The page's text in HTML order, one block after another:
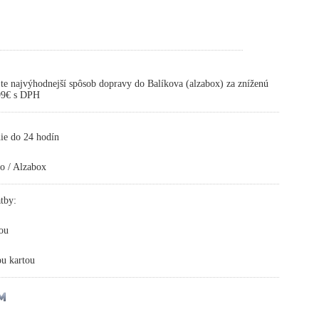
najvýhodnejší spôsob dopravy do Balíkova (alzabox) za zníženú
s DPH
do 24 hodín
/ Alzabox
kartou